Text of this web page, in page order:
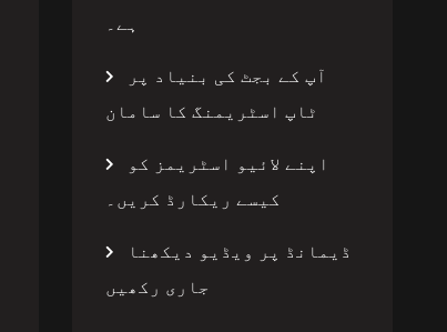
ہے۔
آپ کے بجٹ کی بنیاد پر
ٹاپ اسٹریمنگ کا سامان
اپنے لائیو اسٹریمز کو
کیسے ریکارڈ کریں۔
ڈیمانڈ پر ویڈیو دیکھنا
جاری رکھیں